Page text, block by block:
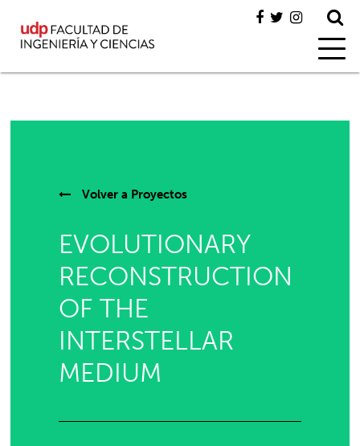
Volver a Proyectos
EVOLUTIONARY
RECONSTRUCTION
OF THE
INTERSTELLAR
MEDIUM